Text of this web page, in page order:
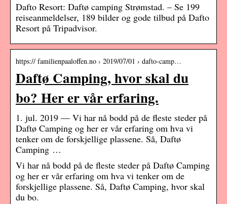
Dafto Resort: Daftø camping Strømstad. – Se 199
reiseanmeldelser, 189 bilder og gode tilbud på Dafto
Resort på Tripadvisor.
https:// familienpaaloffen.no › 2019/07/01 › dafto-camp…
Daftø Camping, hvor skal du
bo? Her er vår erfaring.
1. jul. 2019 — Vi har nå bodd på de fleste steder på
Daftø Camping og her er vår erfaring om hva vi
tenker om de forskjellige plassene. Så, Daftø
Camping …
Vi har nå bodd på de fleste steder på Daftø Camping
og her er vår erfaring om hva vi tenker om de
forskjellige plassene. Så, Daftø Camping, hvor skal
du bo.